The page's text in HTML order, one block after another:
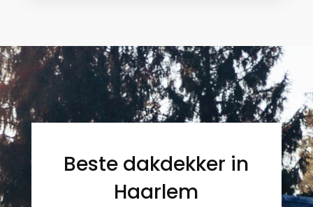
Beste dakdekker in
Haarlem